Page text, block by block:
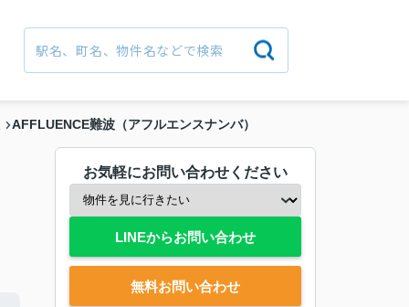
AFFLUENCE難波（アフルエンスナンバ）
お気軽にお問い合わせください
LINEからお問い合わせ
無料お問い合わせ